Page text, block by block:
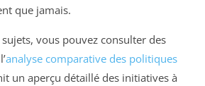
que jamais.
vous pouvez consulter des
analyse comparative des politiques
un aperçu détaillé des initiatives à